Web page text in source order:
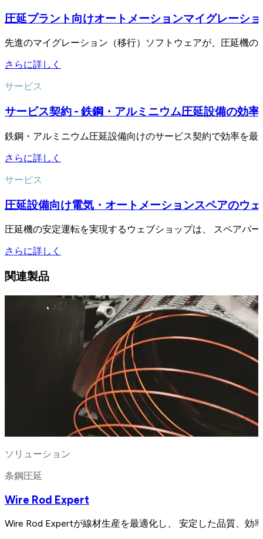
圧延プラント向けオートメーションマイグレーシ
先進のマイグレーション（移行）ソフトウェアが、圧延機
さらに詳しく
サービス
サービス契約 - 鉄鋼・アルミニウム圧延設備の効率
鉄鋼・アルミニウム圧延設備向けのサービス契約で効率を
さらに詳しく
サービス
圧延設備向け電気・オートメーションスペアのウ
圧延機の安定運転を実現するウェブショップは、 スペアパ
さらに詳しく
関連製品
ソリューション
条鋼圧延
Wire Rod Expert
Wire Rod Expertが線材生産を最適化し、 安定した品質、効